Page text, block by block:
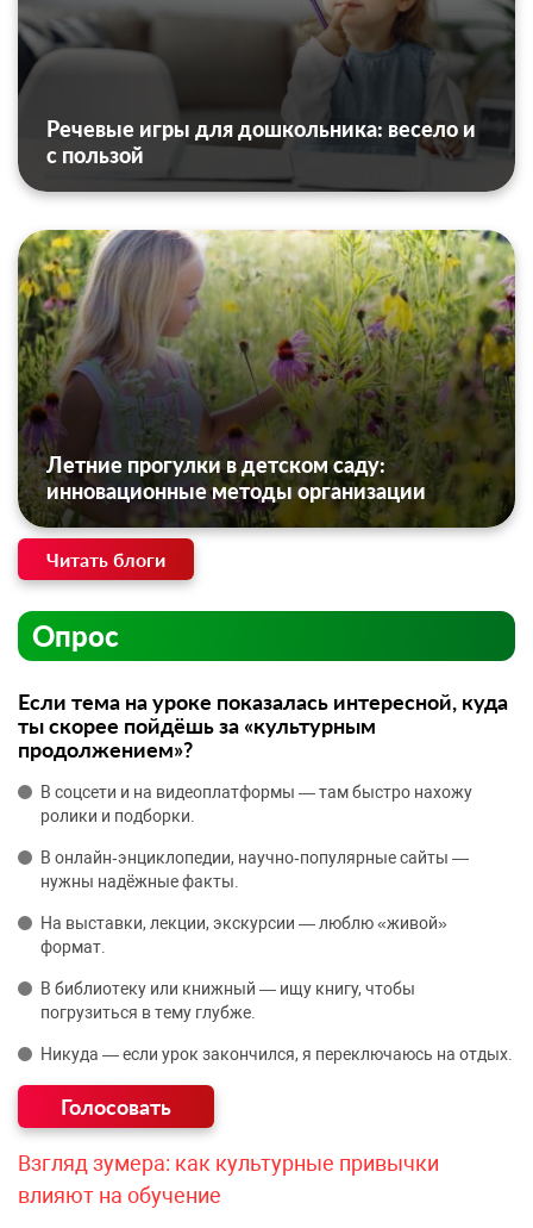
Речевые игры для дошкольника: весело и
с пользой
Летние прогулки в детском саду:
инновационные методы организации
Читать блоги
Опрос
Если тема на уроке показалась интересной, куда
ты скорее пойдёшь за «культурным
продолжением»?
В соцсети и на видеоплатформы — там быстро нахожу
ролики и подборки.
В онлайн‑энциклопедии, научно‑популярные сайты —
нужны надёжные факты.
На выставки, лекции, экскурсии — люблю «живой»
формат.
В библиотеку или книжный — ищу книгу, чтобы
погрузиться в тему глубже.
Никуда — если урок закончился, я переключаюсь на отдых.
Взгляд зумера: как культурные привычки
влияют на обучение